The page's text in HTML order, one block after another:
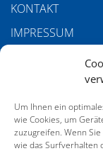
Um Ihnen ein
wie Cookies, um
zuzugreifen. Wenn
wie das Surfverhalten
KONTAKT
IMPRESSUM
COOKIE-
AGB